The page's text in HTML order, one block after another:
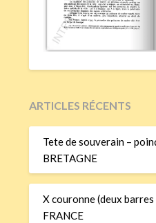
ARTICLES RÉCENTS
Tete de souverain –
BRETAGNE
X couronne (deux
FRANCE